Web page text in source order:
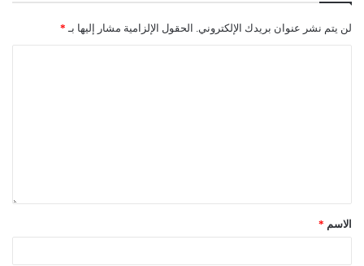
ابن 2 لن يتم نشر عنوان بريدك الإلكتروني. الحقول الإلزامية مشار إليها بـ *
الاسم *